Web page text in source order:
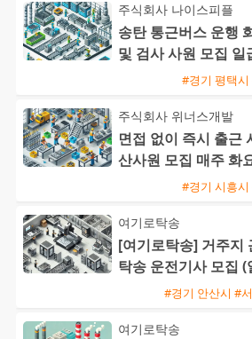
주식회사 나이스피플
송탄 통근버스 운행
및 검사 사원 모집 일
급 중석식제공#경기 평택시
주식회사 위너스개발
면접 없이 즉시 출근
산사원 모집 매주 화
#경기 시흥시
여기로탁송
[여기로탁송] 거주지
탁송 운전기사 모집
및 외국인 가능)
#경기 안산시 #
여기로탁송